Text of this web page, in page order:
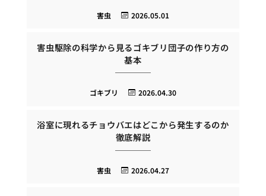
2026.05.01
害虫
害虫駆除の科学から見るゴキブリ団子の作り方の
基本
2026.04.30
ゴキブリ
浴室に現れるチョウバエはどこから発生するのか
徹底解説
2026.04.27
害虫